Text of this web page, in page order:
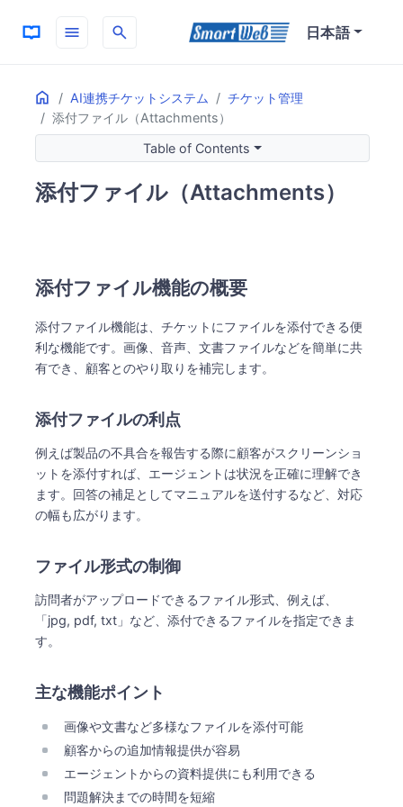
menu search 日本語
Home AI連携チケットシステム
チケット管理
添付ファイル（Attachments）
ON THIS PAGE
添付ファイル機能の概要
添付ファイルの利点
ファイル形式の制御
主な機能ポイント
Table of Contents
添付ファイル（Attachments）
添付ファイル機能の概要
添付ファイル機能は、チケットにファイルを添付できる便
利な機能です。画像、音声、文書ファイルなどを簡単に共
有でき、顧客とのやり取りを補完します。
添付ファイルの利点
例えば製品の不具合を報告する際に顧客がスクリーンショ
ットを添付すれば、エージェントは状況を正確に理解でき
ます。回答の補足としてマニュアルを送付するなど、対応
の幅も広がります。
ファイル形式の制御
訪問者がアップロードできるファイル形式、例えば、
「jpg, pdf, txt」など、添付できるファイルを指定できま
す。
主な機能ポイント
画像や文書など多様なファイルを添付可能
顧客からの追加情報提供が容易
エージェントからの資料提供にも利用できる
問題解決までの時間を短縮